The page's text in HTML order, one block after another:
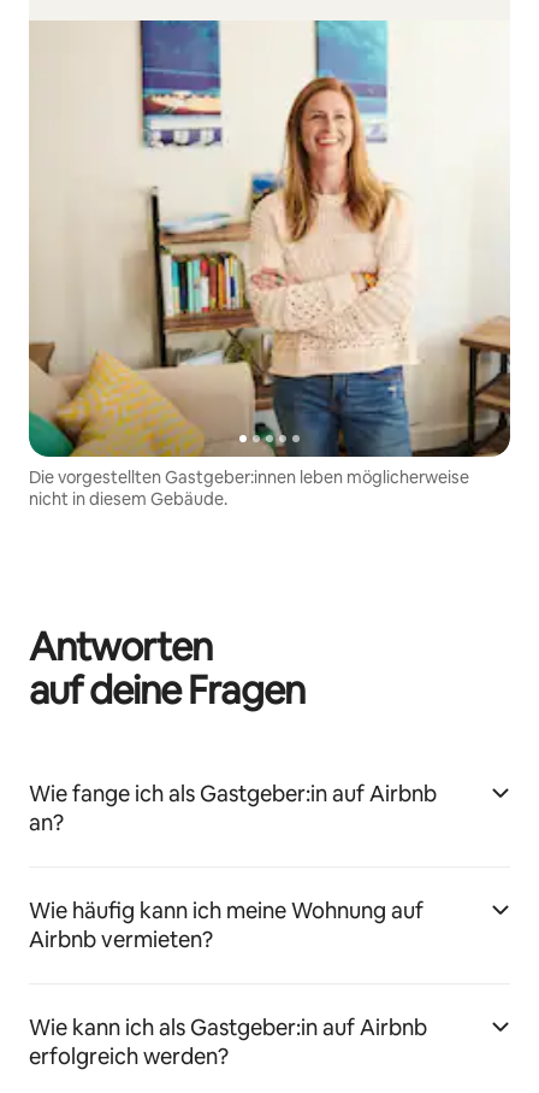
Die vorgestellten Gastgeber:innen leben möglicherweise
nicht in diesem Gebäude.
Antworten
auf deine Fragen
Wie fange ich als Gastgeber:in auf Airbnb
an?
Wie häufig kann ich meine Wohnung auf
Airbnb vermieten?
Wie kann ich als Gastgeber:in auf Airbnb
erfolgreich werden?